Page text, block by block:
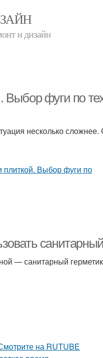
и дизайн
фуги по
несколько сложнее.
— санитарный
на RUTUBE